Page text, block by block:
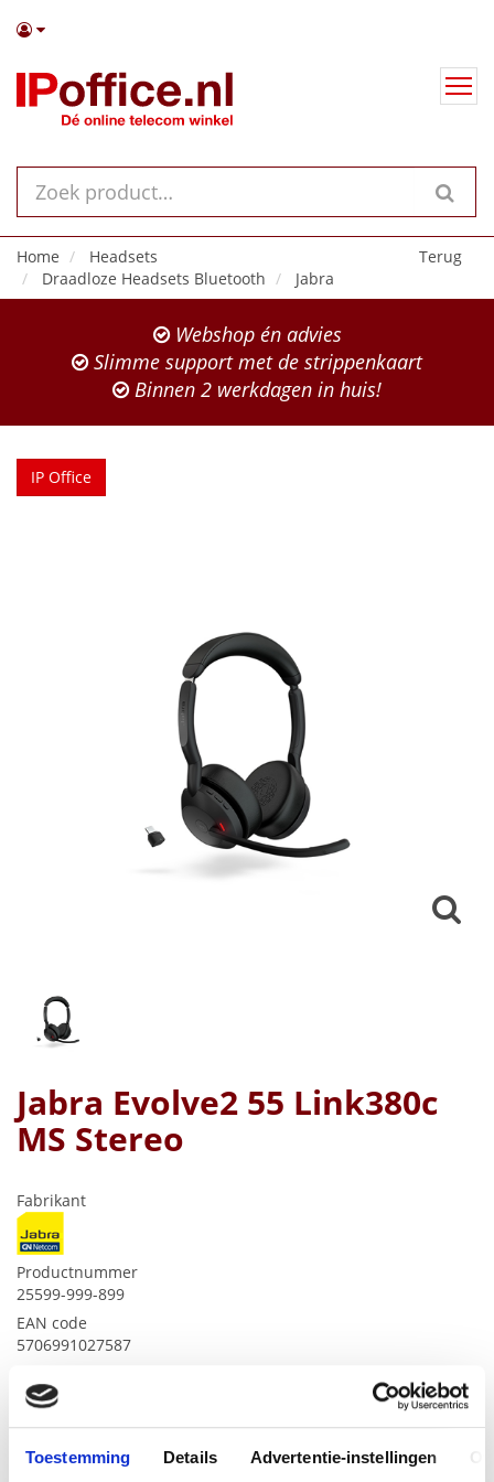
Toestemming Details Advertentie-instellingen
Terug
Home
Headsets
Draadloze Headsets Bluetooth
Jabra
Webshop én advies
Slimme support met de strippenkaart
Binnen 2 werkdagen in huis!
IP Office
Jabra Evolve2 55 Link380c
MS Stereo
Fabrikant
Productnummer
25599-999-899
EAN code
5706991027587
€ 229
€129,99 € 157,29 incl.btw)